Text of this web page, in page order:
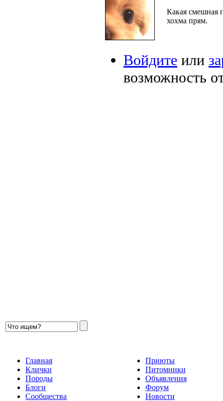
Какая смешная
хохма прям.
Войдите или
возможность
Главная
Клички
Породы
Блоги
Сообщества
Приюты
Питомники
Объявления
Форум
Новости